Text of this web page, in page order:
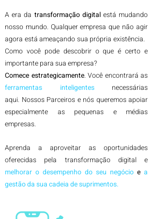
A era da transformação digitalestá mudando
nosso mundo. Qualquer empresa que não agir
agora está ameaçando sua própria existência.
Como você pode descobrir o que é certo e
importante para sua empresa?
Comece estrategicamente. Você encontrará as
ferramentas inteligentesnecessárias
aqui. Nossos Parceiros e nós queremos apoiar
especialmente as pequenas e médias
empresas.
Aprenda a aproveitar as oportunidades
oferecidas pela transformação digital e
melhorar o desempenho do seu negócio e a
gestão da sua cadeia de suprimentos.